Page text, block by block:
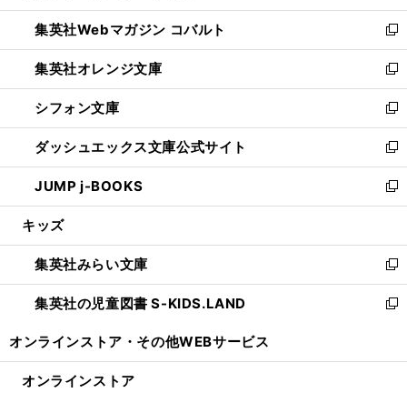
開
く
ウ
で
開
く
ン
ド
ウ
で
開
く
ウ
ィ
ン
ド
ウ
で
開
く
集英社Webマガジン コバルト
新
し
い
ウ
ィ
ン
ド
ウ
で
開
集英社オレンジ文庫
新
し
い
ウ
ィ
ン
ド
ウ
開
く
シフォン文庫
新
し
い
ウ
ィ
ン
ウ
で
開
く
ダッシュエックス文庫公式サイト
新
し
い
ウ
ン
ド
ウ
で
JUMP j-BOOKS
新
し
ウ
ィ
ン
ド
開
キッズ
集英社みらい文庫
新
し
い
ン
集英社の児童図書 S-KIDS.LAND
新
ウ
オンラインストア・ その他WEBサービス
オンラインストア